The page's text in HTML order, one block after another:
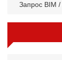
Запрос BIM /